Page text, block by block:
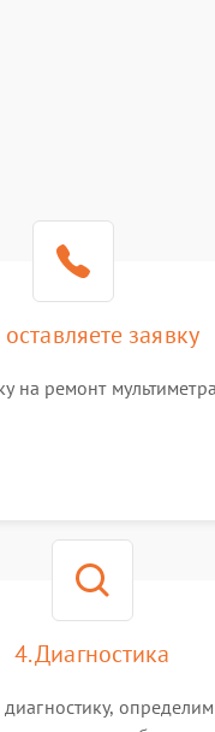
заявку
на ремонт
4. Диагностика